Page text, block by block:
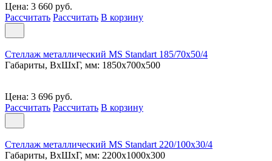
Цена: 3 660 руб.
Рассчитать Рассчитать В корзину
Стеллаж металлический MS Standart 185/70x50/4
Габариты, ВxШxГ, мм: 1850x700x500
Цена: 3 696 руб.
Рассчитать Рассчитать В корзину
Стеллаж металлический MS Standart 220/100x30/4
Габариты, ВxШxГ, мм: 2200x1000x300